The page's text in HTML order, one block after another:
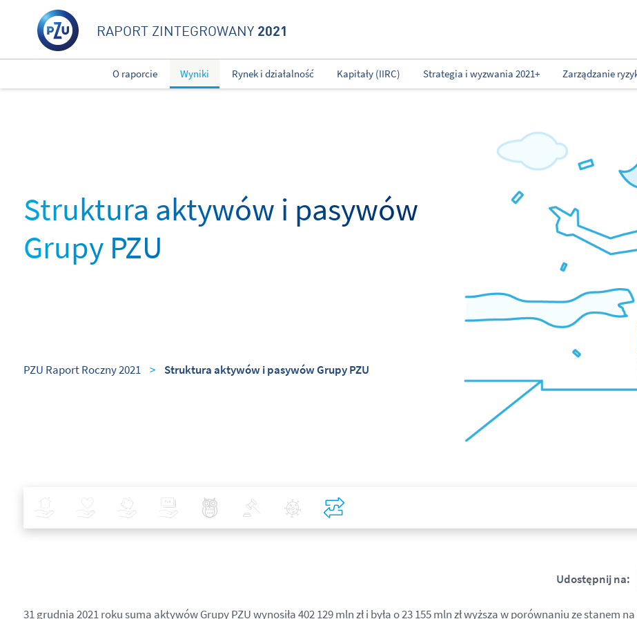
RAPORT ZINTEGROWANY 2021
O raporcie Wyniki Rynek i działalność Kapitały (IIRC) Strategia i wyzwania 2021+ Zarządzanie
Struktura aktywów i pasywów
Grupy PZU
PZU Raport Roczny 2021 > Struktura aktywów i pasywów Grupy PZU
Udostępnij na:
Zdrowie Inwestycje Bankowość Najlepsze Praktyki
Polityka Covid-19
31 grudnia 2021 roku suma aktywów Grupy PZU wynosiła 402 129 mln zł i była o 23 155 mln zł wyższa w porównaniu ze stanem